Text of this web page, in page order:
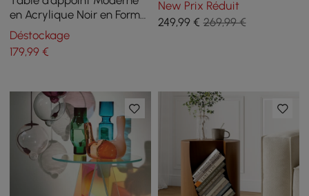
en Acrylique Noir en Forme
de C
Déstockage
179,99 €
New Prix Réduit
249,99€ 269,99 €